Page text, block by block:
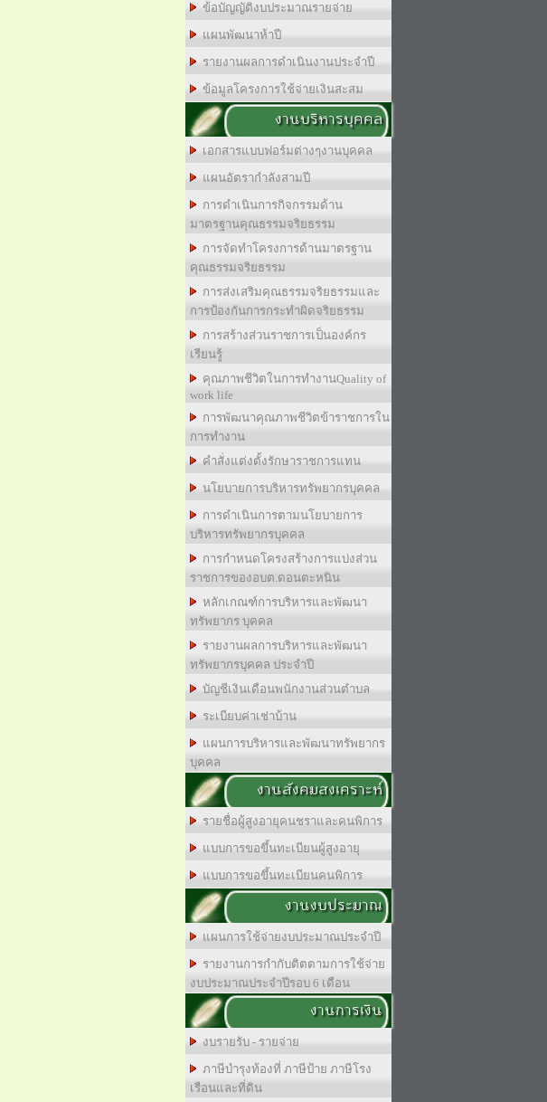
ข้อบัญญัติงบประมาณรายจ่าย
แผนพัฒนาห้าปี
รายงานผลการดำเนินงานประจำปี
ข้อมูลโครงการใช้จ่ายเงินสะสม
งานบริหารบุคคล
เอกสารแบบฟอร์มต่างๆงานบุคคล
แผนอัตรากำลังสามปี
การดำเนินการกิจกรรมด้าน
มาตรฐานคุณธรรมจริยธรรม
การจัดทำโครงการด้านมาตรฐาน
คุณธรรมจริยธรรม
การส่งเสริมคุณธรรมจริยธรรมและ
การป้องกันการกระทำผิดจริยธรรม
การสร้างส่วนราชการเป็นองค์กร
เรียนรู้
คุณภาพชีวิตในการทำงานQuality of
work life
การพัฒนาคุณภาพชีวิตข้าราชการใน
การทำงาน
คำสั่งแต่งตั้งรักษาราชการแทน
นโยบายการบริหารทรัพยากรบุคคล
การดำเนินการตามนโยบายการ
บริหารทรัพยากรบุคคล
การกำหนดโครงสร้างการแบ่งส่วน
ราชการของอบต.ดอนตะหนิน
หลักเกณฑ์การบริหารและพัฒนา
ทรัพยากร บุคคล
รายงานผลการบริหารและพัฒนา
ทรัพยากรบุคคล ประจำปี
บัญชีเงินเดือนพนักงานส่วนตำบล
ระเบียบค่าเช่าบ้าน
แผนการบริหารและพัฒนาทรัพยากร
บุคคล
งานสังคมสงเคราะห์
รายชื่อผู้สูงอายุคนชราและคนพิการ
แบบการขอขึ้นทะเบียนผู้สูงอายุ
แบบการขอขึ้นทะเบียนคนพิการ
งานงบประมาณ
แผนการใช้จ่ายงบประมาณประจำปี
รายงานการกำกับติตตามการใช้จ่าย
งบประมาณประจำปีรอบ 6 เดือน
งานการเงิน
งบรายรับ - รายจ่าย
ภาษีบำรุงท้องที่ ภาษีป้าย ภาษีโรง
เรือนและที่ดิน